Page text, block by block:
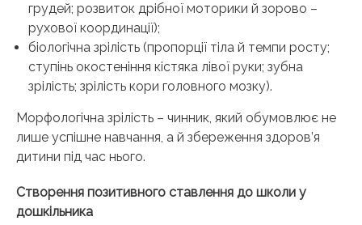
грудей; розвиток дрібної моторики й зорово –
рухової координації);
біологічна зрілість (пропорції тіла й темпи росту;
ступінь окостеніння кістяка лівої руки; зубна
зрілість; зрілість кори головного мозку).
Морфологічна зрілість – чинник, який обумовлює не
лише успішне навчання, а й збереження здоров’я
дитини під час нього.
Створення позитивного ставлення до школи у
дошкільника